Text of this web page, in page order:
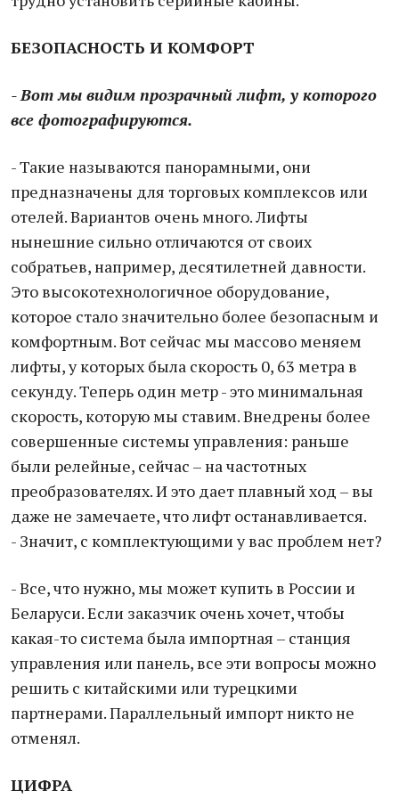
БЕЗОПАСНОСТЬ И КОМФОРТ
- Вот мы видим прозрачный лифт, у которого
все фотографируются.
- Такие называются панорамными, они
предназначены для торговых комплексов или
отелей. Вариантов очень много. Лифты
нынешние сильно отличаются от своих
собратьев, например, десятилетней давности.
Это высокотехнологичное оборудование,
которое стало значительно более безопасным и
комфортным. Вот сейчас мы массово меняем
лифты, у которых была скорость 0, 63 метра в
секунду. Теперь один метр - это минимальная
скорость, которую мы ставим. Внедрены более
совершенные системы управления: раньше
были релейные, сейчас – на частотных
преобразователях. И это дает плавный ход – вы
даже не замечаете, что лифт останавливается.
- Значит, с комплектующими у вас проблем нет?
- Все, что нужно, мы может купить в России и
Беларуси. Если заказчик очень хочет, чтобы
какая-то система была импортная – станция
управления или панель, все эти вопросы можно
решить с китайскими или турецкими
партнерами. Параллельный импорт никто не
отменял.
ЦИФРА